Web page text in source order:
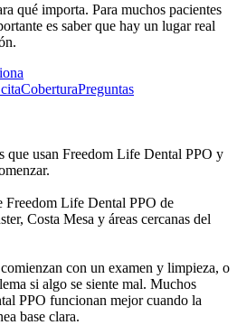
qué importa. Para muchos pacientes
es saber que hay un lugar real
CoberturaPreguntas
que usan Freedom Life Dental PPO y
Freedom Life Dental PPO de
Costa Mesa y áreas cercanas del
con un examen y limpieza, o
si algo se siente mal. Muchos
PPO funcionan mejor cuando la
base clara.